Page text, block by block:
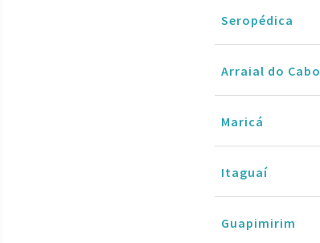
Seropédica
Arraial do Cabo
Maricá
Itaguaí
Guapimirim